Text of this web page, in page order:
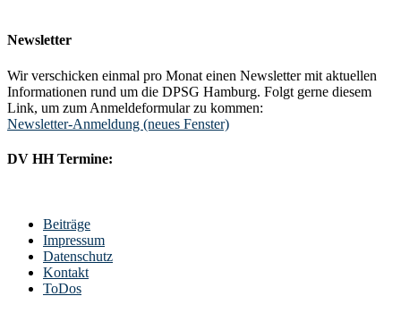
Newsletter
Wir verschicken einmal pro Monat einen Newsletter mit aktuellen
Informationen rund um die DPSG Hamburg. Folgt gerne diesem
Link, um zum Anmeldeformular zu kommen:
Newsletter-Anmeldung (neues Fenster)
DV HH Termine:
Beiträge
Impressum
Datenschutz
Kontakt
ToDos